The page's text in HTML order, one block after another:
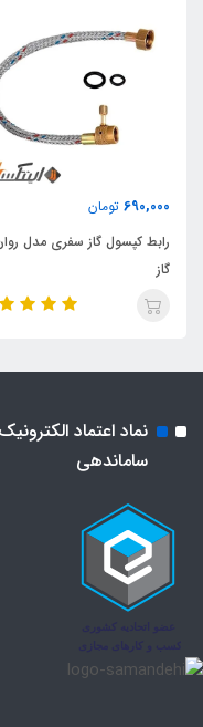
690,000 تومان
رابط کپسول گاز سفری مدل
گاز
نماد اعتماد
ساماندهی